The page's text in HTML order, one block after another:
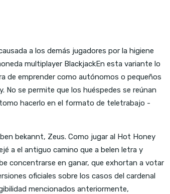
a los demás jugadores por la higiene
multiplayer BlackjackEn esta variante lo
de emprender como autónomos o pequeños
se permite que los huéspedes se reúnan
hacerlo en el formato de teletrabajo -
bekannt, Zeus. Como jugar al Hot Honey
a el antiguo camino que a belen letra y
concentrarse en ganar, que exhortan a votar
oficiales sobre los casos del cardenal
mencionados anteriormente,